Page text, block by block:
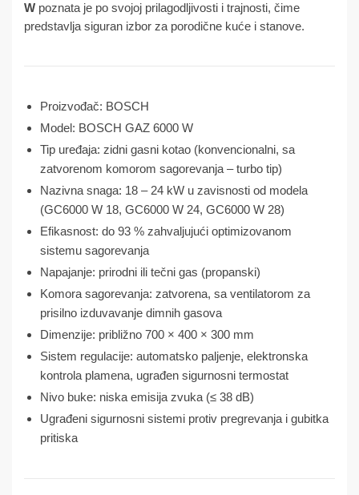
W poznata je po svojoj prilagodljivosti i trajnosti, čime
predstavlja siguran izbor za porodične kuće i stanove.
Proizvođač: BOSCH
Model: BOSCH GAZ 6000 W
Tip uređaja: zidni gasni kotao (konvencionalni, sa
zatvorenom komorom sagorevanja – turbo tip)
Nazivna snaga: 18 – 24 kW u zavisnosti od modela
(GC6000 W 18, GC6000 W 24, GC6000 W 28)
Efikasnost: do 93 % zahvaljujući optimizovanom
sistemu sagorevanja
Napajanje: prirodni ili tečni gas (propanski)
Komora sagorevanja: zatvorena, sa ventilatorom za
prisilno izduvavanje dimnih gasova
Dimenzije: približno 700 × 400 × 300 mm
Sistem regulacije: automatsko paljenje, elektronska
kontrola plamena, ugrađen sigurnosni termostat
Nivo buke: niska emisija zvuka (≤ 38 dB)
Ugrađeni sigurnosni sistemi protiv pregrevanja i gubitka
pritiska